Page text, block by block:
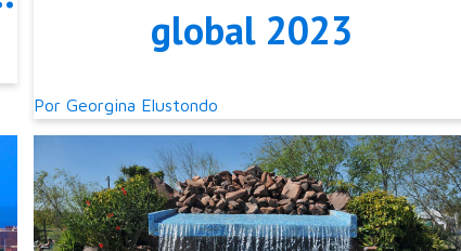
global 2023
Por Georgina Elustondo